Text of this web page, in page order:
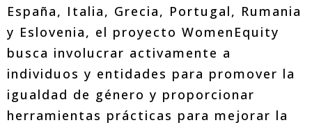
España, Italia, Grecia, Portugal, Rumania
y Eslovenia, el proyecto WomenEquity
busca involucrar activamente a
individuos y entidades para promover la
igualdad de género y proporcionar
herramientas prácticas para mejorar la